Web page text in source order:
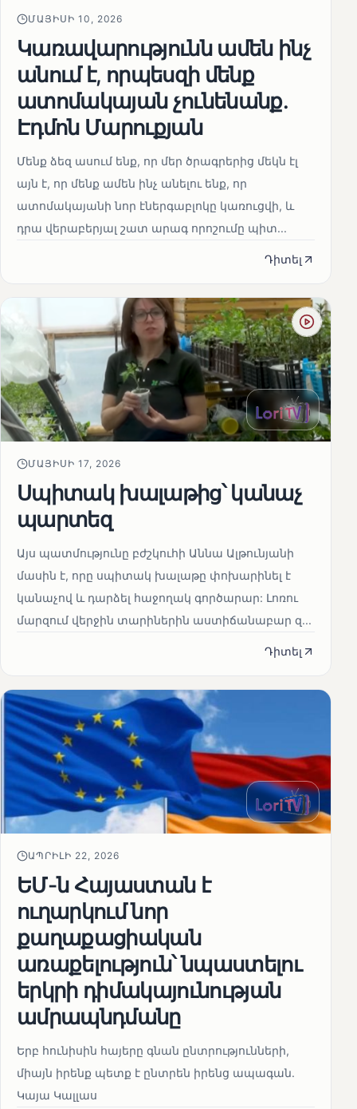
ՄԱՅԻՍԻ 10, 2026
Կառավարությունն ամեն ինչ
անում է, որպեսզի մենք
ատոմակայան չունենանք․
Էդմոն Մարուքյան
Մենք ձեզ ասում ենք, որ մեր ծրագրերից մեկն էլ
այն է, որ մենք ամեն ինչ անելու ենք, որ
ատոմակայանի նոր էներգաբլոկը կառուցվի, և
դրա վերաբերյալ շատ արագ որոշումը պիտ...
Դիտել
ՄԱՅԻՍԻ 17, 2026
Սպիտակ խալաթից՝ կանաչ
պարտեզ
Այս պատմությունը բժշկուհի Աննա Ալթունյանի
մասին է, որը սպիտակ խալաթը փոխարինել է
կանաչով և դարձել հաջողակ գործարար: Լոռու
մարզում վերջին տարիներին աստիճանաբար զ...
Դիտել
ԱՊՐԻԼԻ 22, 2026
ԵՄ-ն Հայաստան է
ուղարկում նոր
քաղաքացիական
առաքելություն՝ նպաստելու
երկրի դիմակայունության
ամրապնդմանը
Երբ հունիսին հայերը գնան ընտրությունների,
միայն իրենք պետք է ընտրեն իրենց ապագան.
Կայա Կալլաս